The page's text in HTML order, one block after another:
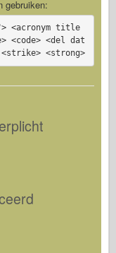
gebruiken:
<acronym title
<code> <del dat
<strong>